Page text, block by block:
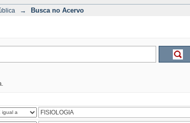
→ Busca no Acervo